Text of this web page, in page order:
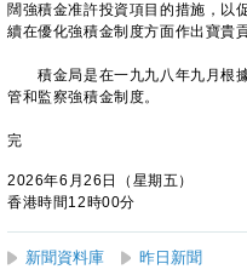
闊強積金准許投資項目的措施，以
續在優化強積金制度方面作出寶貴
積金局是在一九九八年九月根據
管和監察強積金制度。
完
2026年6月26日（星期五）
香港時間12時00分
新聞資料庫 昨日新聞